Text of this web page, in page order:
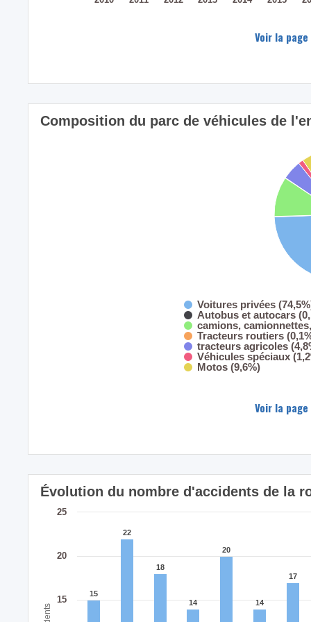
Voir la
Composition du parc de véhicules de
Voitures privées
Autobus et autocars
camions,
Tracteurs routiers
tracteurs agricoles
Véhicules spéciaux
Motos (9,6%)
Voir la
Évolution du nombre d'accidents de la
15
20
25
15
15
22
22
18
18
14
14
20
20
14
14
17
17